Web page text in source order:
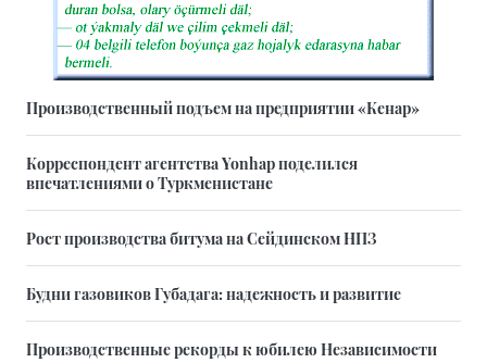
Производственный подъем на предприятии «Кенар»
Корреспондент агентства Yonhap поделился
впечатлениями о Туркменистане
Рост производства битума на Сейдинском НПЗ
Будни газовиков Губадага: надежность и развитие
Производственные рекорды к юбилею Независимости